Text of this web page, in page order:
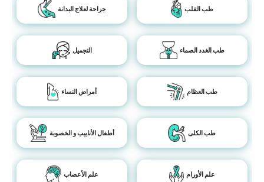
جراحة لعلاج البدانة طب القلب
التجميل طب الغدد الصماء
أمراض النساء طب العظام
أطفال الأنابيب و الخصوبة طب الكلى
علم الأعصاب علم الأورام